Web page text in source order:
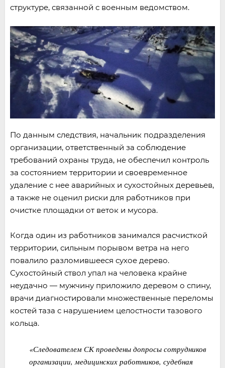
структуре, связанной с военным ведомством.
По данным следствия, начальник подразделения
организации, ответственный за соблюдение
требований охраны труда, не обеспечил контроль
за состоянием территории и своевременное
удаление с нее аварийных и сухостойных деревьев,
а также не оценил риски для работников при
очистке площадки от веток и мусора.
Когда один из работников занимался расчисткой
территории, сильным порывом ветра на него
повалило разломившееся сухое дерево.
Сухостойный ствол упал на человека крайне
неудачно — мужчину приложило деревом о спину,
врачи диагностировали множественные переломы
костей таза с нарушением целостности тазового
кольца.
«Следователем СК проведены допросы сотрудников
организации, медицинских работников, судебная